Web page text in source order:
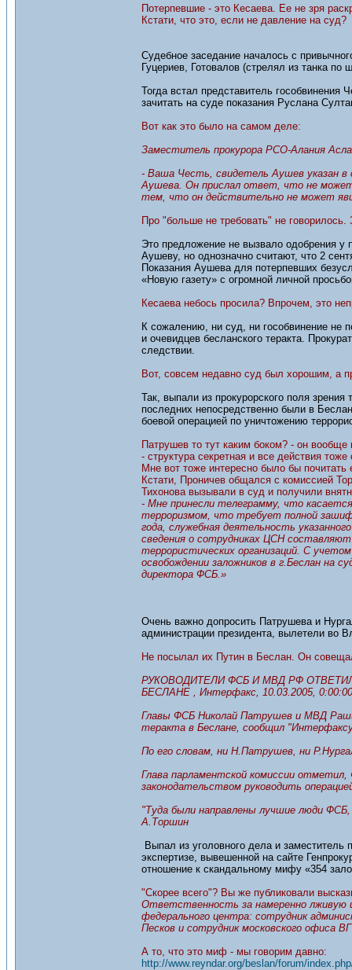
Потерпевшие - это Кесаева. Ее не зря
Кстати, что это, если не давление на суд?
Судебное заседание началось с
Гуцериев, Готовалов (стрелял из танка
Тогда встал представитель
зачитать на суде показания Руслана
Вот как это было на самом деле:
Заместитель прокурора РСО-Алания
- Ваша Честь, свидетель Аушев указан в
Аушева. Он прислал ответ, что не
тем, что он действительно не может
Про "больше не требовать" не говорилось.
Это предложение не вызвало одобрения у
Аушеву, но однозначно считают, что 2
Показания Аушева для потерпевших
«Новую газету» с огромной личной
Кесаева небось просила? Впрочем, это
К сожалению, ни суд, ни гособвинение не
и очевидцев бесланского теракта.
следствии.
Вот, совсем недавно суд был хорошим, а
Так, выпали из прокурорского поля
последних непосредственно были в
боевой операцией по уничтожению
Патрушев то тут каким боком? - он
- структура секретная и все действия
Мне вот тоже интересно было бы почитать
Кстати, Проничев общался с комиссией
Тихонова вызывали в суд и получили
- Мне принесли телеграмму, что
терроризмом, что требует полной
года, служебная деятельность
сведения о сотрудниках ЦСН
террористических организаций. С
освобождении заложников в г.Беслан на
директора ФСБ.»
Очень важно допросить Патрушева и
администрации президента, вылетели во
Не посылал их Путин в Беслан. Он
РУКОВОДИТЕЛИ ФСБ И МВД РФ
БЕСЛАНЕ , Интерфакс, 10.03.2005, 0:00:00
Главы ФСБ Николай Патрушев и МВД
теракта в Беслане, сообщил
По его словам, ни Н.Патрушев, ни
Глава парламентской комиссии
законодательством руководить
"Туда были направлены лучшие люди
А.Торшин
Выпал из уголовного дела и заместитель
экспертизе, вывешенной на сайте
отношение к скандальному мифу «354
"Скорее всего"? Вы же публиковали
Ответственность за намеренно лживую
федерального центра: сотрудник
Песков и сотрудник московского офиса
А то, что это миф - мы говорим давно:
http://www.reyndar.org/beslan/forum/